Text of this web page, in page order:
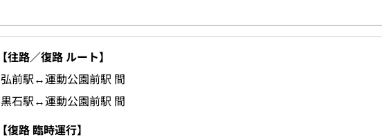
【往路／復路 ルート】
弘前駅↔運動公園前駅 間
黒石駅↔運動公園前駅 間
【復路 臨時運行】